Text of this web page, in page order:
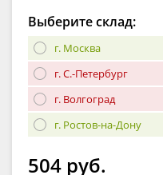
Выберите склад:
г. Москва
г. С.-Петербург
г. Волгоград
г. Ростов-на-Дону
504 руб.